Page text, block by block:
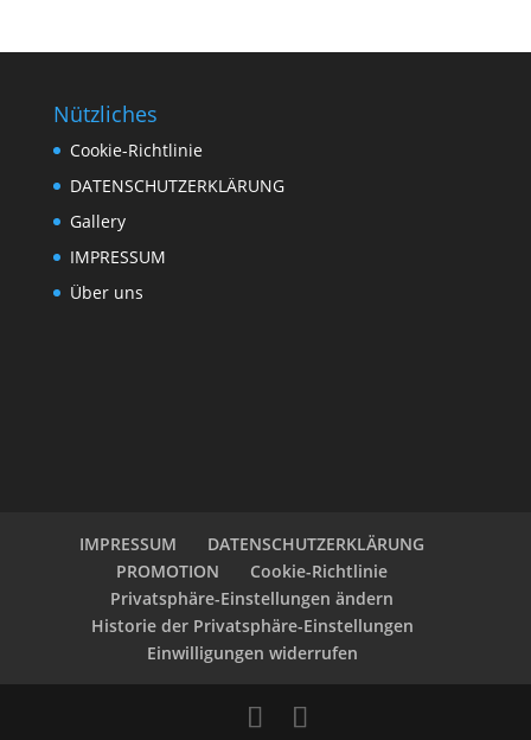
Nützliches
Cookie-Richtlinie
DATENSCHUTZERKLÄRUNG
Gallery
IMPRESSUM
Über uns
IMPRESSUM
DATENSCHUTZERKLÄRUNG
PROMOTION
Cookie-Richtlinie
Privatsphäre-Einstellungen ändern
Historie der Privatsphäre-Einstellungen
Einwilligungen widerrufen